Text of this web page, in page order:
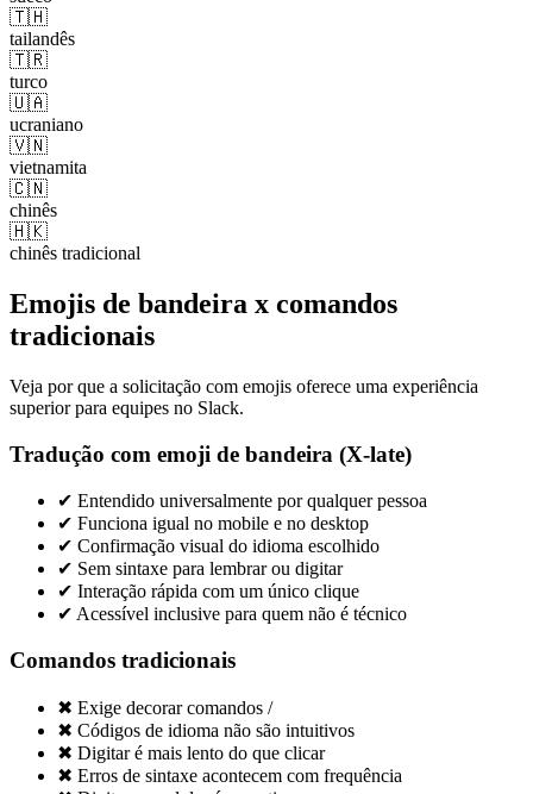
🇹🇭
tailandês
🇹🇷
turco
🇺🇦
ucraniano
🇻🇳
vietnamita
🇨🇳
chinês
🇭🇰
chinês tradicional
Emojis de bandeira x comandos
tradicionais
Veja por que a solicitação com emojis oferece uma experiência
superior para equipes no Slack.
Tradução com emoji de bandeira (X-late)
✔ Entendido universalmente por qualquer pessoa
✔ Funciona igual no mobile e no desktop
✔ Confirmação visual do idioma escolhido
✔ Sem sintaxe para lembrar ou digitar
✔ Interação rápida com um único clique
✔ Acessível inclusive para quem não é técnico
Comandos tradicionais
✖ Exige decorar comandos /
✖ Códigos de idioma não são intuitivos
✖ Digitar é mais lento do que clicar
✖ Erros de sintaxe acontecem com frequência